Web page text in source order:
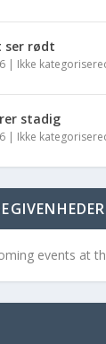
ser rødt
| Ikke
stadig
| Ikke
events at